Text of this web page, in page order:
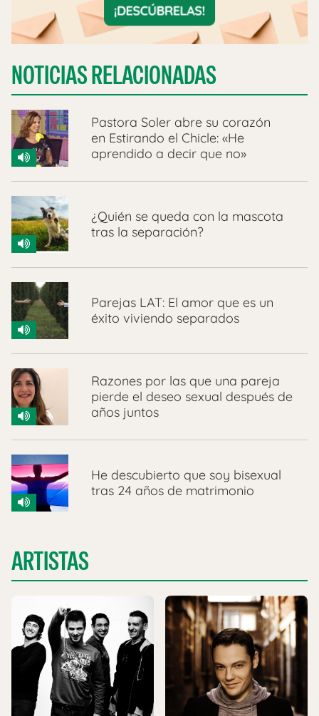
NOTICIAS RELACIONADAS
Pastora Soler abre su corazón
en Estirando el Chicle: «He
aprendido a decir que no»
¿Quién se queda con la mascota
tras la separación?
Parejas LAT: El amor que es un
éxito viviendo separados
Razones por las que una pareja
pierde el deseo sexual después de
años juntos
He descubierto que soy bisexual
tras 24 años de matrimonio
ARTISTAS